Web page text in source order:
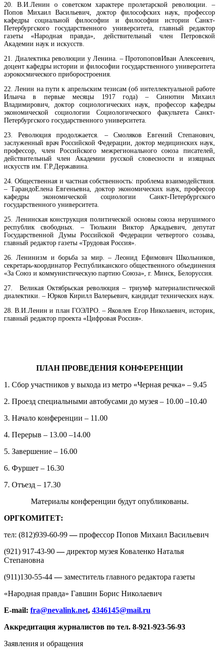
20. В.И.Ленин о советском характере пролетарской революции.–
Попов Михаил Васильевич, доктор философских наук, профессор
кафедры социальной философии и философии истории Санкт-
Петербургского государственного университета, главный редактор
газеты «Народная правда», действительный член Петровской
Академии наук и искусств.
21. Диалектика революции у Ленина. – ПротопоповИван Алексеевич,
доцент кафедры истории и философии государственного университета
аэрокосмического приборостроения.
22 .Ленин на пути к апрельским тезисам (об интеллектуальной работе
Ильича в первые месяцы 1917 года)– Синютин Михаил
Владимирович, доктор социологических наук, профессор кафедры
экономической социологии Социологического факультета Санкт-
Петербургского государственного университета.
23.Революция продолжается. – Смоляков Евгений Степанович,
заслуженный врач Российской Федерации, доктор медицинских наук,
профессор, член Российского межрегионального союза писателей,
действительный член Академии русской словесности и изящных
искусств им. Г.Р.Державина.
24 .Общественная и частная собственность: проблема взаимодействия.
– ТарандоЕлена Евгеньевна, доктор экономических наук, профессор
кафедры экономической социологии Санкт-Петербургского
государственного университета.
25
Ленинская конструкция политической основы союза нерушимого
республик свободных. –Тюлькин Виктор Аркадьевич, депутат
Государственной Думы Российской Федерации четвертого созыва,
главный редактор газеты «Трудовая Россия».
26.Ленинизм и борьба за мир.–Леонид Ефимович Школьников,
секретарь-координатор Республиканского общественного объединения
«За Союз и коммунистическую партию Союза», г. Минск, Белоруссия.
27. Великая Октябрьская революция – триумф материалистической
диалектики. – Юрков Кирилл Валерьевич, кандидат технических наук
28.В.И.Ленин и план ГОЭЛРО.– Яковлев Егор Николаевич, историк,
главный редактор проекта «Цифровая Россия».
ПЛАН ПРОВЕДЕНИЯ КОНФЕРЕНЦИИ
1. Сбор участников у выхода из метро «Черная речка» – 9.45
2. Проезд специальными автобусами до музея – 10.00 –10.40
3. Начало конференции – 11.00
4. Перерыв – 13.00 –14.00
5. Завершение – 16.00
6. Фуршет – 16.30
7. Отъезд – 17.30
Материалы конференции будут опубликованы.
ОРГКОМИТЕТ:
тел: (812)939-60-99—профессор Попов Михаил Васильевич
(921) 917-43-90—директор музея Коваленко Наталья
Степановна
(911)130-55-44—заместитель главного редактора газеты
«Народная правда» Гавшин Борис Николаевич
E-mail: fra@nevalink.net, 4346145@mail.ru
Аккредитация журналистов по тел. 8-921-923-56-93
Заявления и обращения